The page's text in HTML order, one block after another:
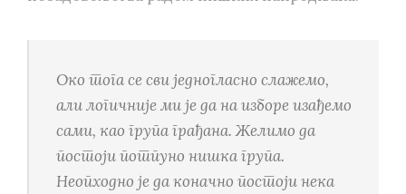
Око тога се сви једногласно слажемо,
али логичније ми је да на изборе изађемо
сами, као група грађана. Желимо да
постоји потпуно нишка група.
Неопходно је да коначно постоји нека